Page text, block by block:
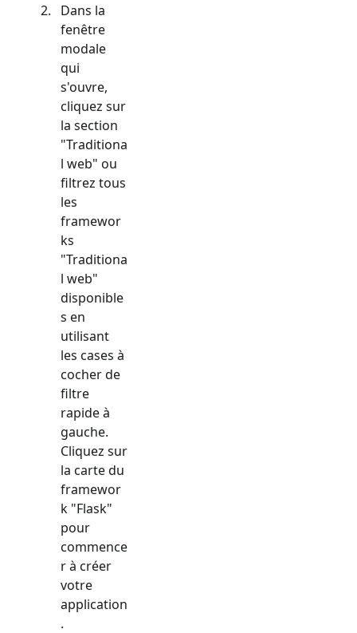
Dans la
fenêtre
modale
qui
s'ouvre,
cliquez sur
la section
"Traditiona
l web" ou
filtrez tous
les
framewor
ks
"Traditiona
l web"
disponible
s en
utilisant
les cases à
cocher de
filtre
rapide à
gauche.
Cliquez sur
la carte du
framewor
k "Flask"
pour
commence
r à créer
votre
application
.